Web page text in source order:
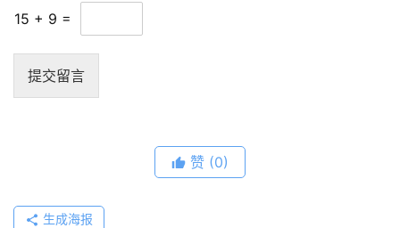
15 + 9 =
提交留言
赞 (0)
生成海报